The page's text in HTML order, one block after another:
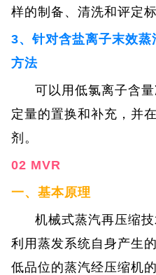
样的制备、清洗和评定标
3、针对含盐离子末效
方法
可以用低氯离子含
定量的置换和补充，并
剂。
02 MVR
一、基本原理
机械式蒸汽再压缩
利用蒸发系统自身产生
低品位的蒸汽经压缩机